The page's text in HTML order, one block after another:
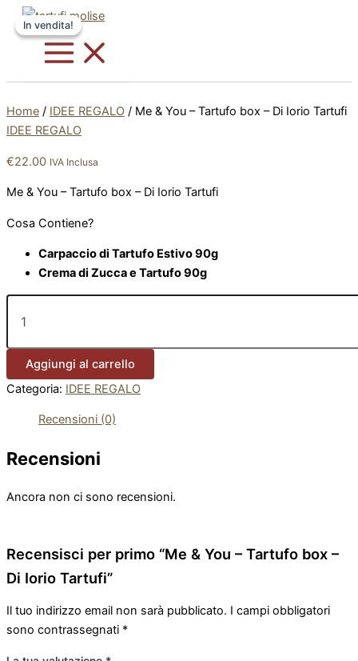
contenuto
Home / IDEE REGALO / Me & You – Tartufo box – Di Iorio Tartufi
IDEE REGALO
€22.00 IVA Inclusa
Me & You – Tartufo box – Di Iorio Tartufi
Cosa Contiene?
Carpaccio di Tartufo Estivo 90g
Crema di Zucca e Tartufo 90g
You
box
Di
Iorio
quantità
Aggiungi al carrello
Categoria: IDEE REGALO
Recensioni (0)
Recensioni
Ancora non ci sono recensioni.
Recensisci per primo “Me & You – Tartufo box –
Di Iorio Tartufi”
Il tuo indirizzo email non sarà pubblicato. I campi obbligatori
sono contrassegnati *
In vendita!
In vendita!
varianti.
Le
nella
prodotto